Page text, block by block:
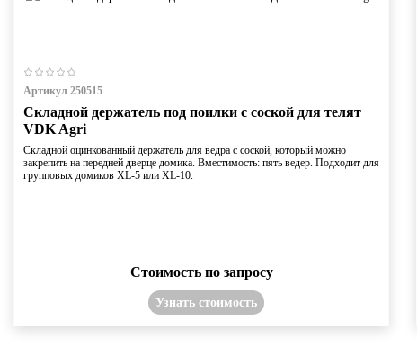
Артикул 250515
Складной держатель под поилки с соской для телят
VDK Agri
Складной оцинкованный держатель для ведра с соской, который можно
закрепить на передней дверце домика. Вместимость: пять ведер. Подходит для
групповых домиков XL-5 или XL-10.
Стоимость по запросу
Узнать стоимость